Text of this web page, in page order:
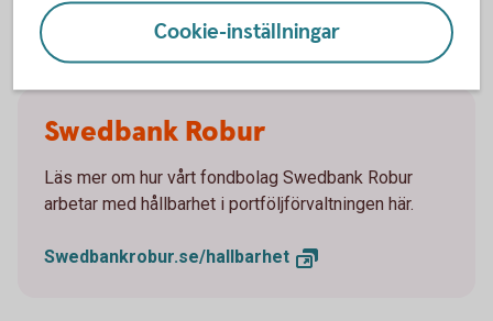
(unepfi.org)
Swedbank Robur
Läs mer om hur vårt fondbolag Swedbank Robur
arbetar med hållbarhet i portföljförvaltningen här.
Swedbankrobur.se/hallbarhet
Cookie-inställningar